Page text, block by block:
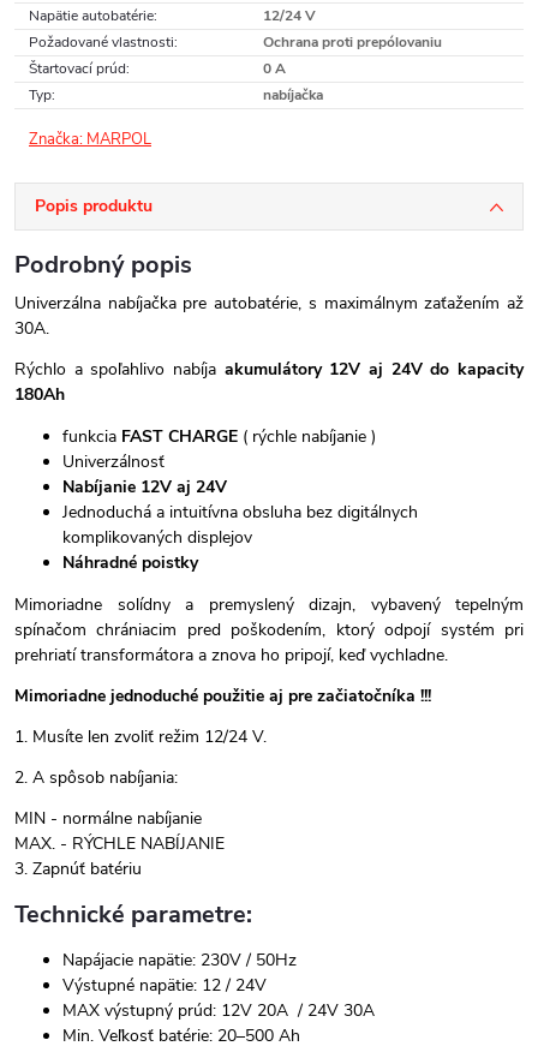
Napätie autobatérie:
12/24 V
Požadované vlastnosti:
Ochrana proti prepólovaniu
Štartovací prúd:
0 A
Typ: nabíjačka
Značka: MARPOL
Popis produktu
Podrobný popis
Univerzálna nabíjačka pre autobatérie, s maximálnym zaťažením až
30A.
Rýchlo a spoľahlivo nabíja akumulátory 12V aj 24V do kapacity
180Ah
funkcia FAST CHARGE ( rýchle nabíjanie )
Univerzálnosť
Nabíjanie 12V aj 24V
Jednoduchá a intuitívna obsluha bez digitálnych
komplikovaných displejov
Náhradné poistky
Mimoriadne solídny a premyslený dizajn, vybavený tepelným
spínačom chrániacim pred poškodením, ktorý odpojí systém pri
prehriatí transformátora a znova ho pripojí, keď vychladne.
Mimoriadne jednoduché použitie aj pre začiatočníka !!!
1. Musíte len zvoliť režim 12/24 V.
2. A spôsob nabíjania:
MIN - normálne nabíjanie
MAX. - RÝCHLE NABÍJANIE
3. Zapnúť batériu
Technické parametre:
Napájacie napätie: 230V / 50Hz
Výstupné napätie: 12 / 24V
MAX výstupný prúd: 12V 20A / 24V 30A
Min. Veľkosť batérie: 20–500 Ah